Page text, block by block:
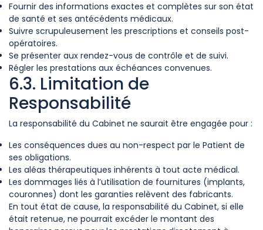
Fournir des informations exactes et complètes sur son état
de santé et ses antécédents médicaux.
Suivre scrupuleusement les prescriptions et conseils post-
opératoires.
Se présenter aux rendez-vous de contrôle et de suivi.
Régler les prestations aux échéances convenues.
6.3. Limitation de
Responsabilité
La responsabilité du Cabinet ne saurait être engagée pour :
Les conséquences dues au non-respect par le Patient de
ses obligations.
Les aléas thérapeutiques inhérents à tout acte médical.
Les dommages liés à l’utilisation de fournitures (implants,
couronnes) dont les garanties relèvent des fabricants.
En tout état de cause, la responsabilité du Cabinet, si elle
était retenue, ne pourrait excéder le montant des